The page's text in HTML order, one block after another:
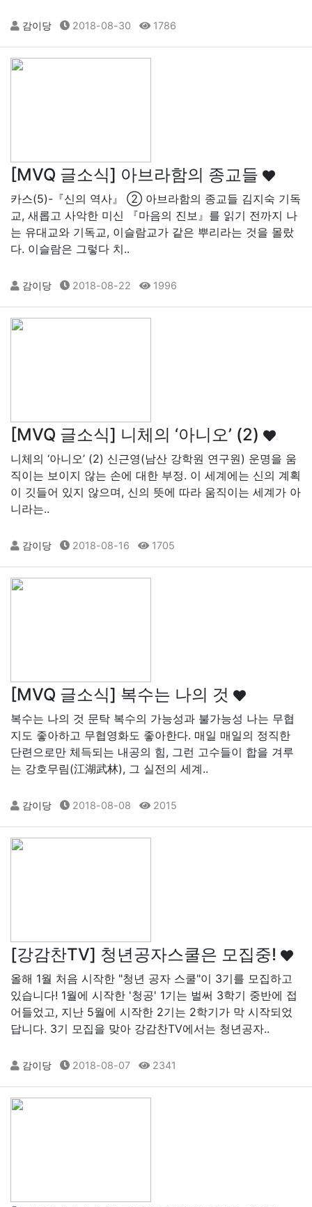
감이당 2018-08-30 1786
[MVQ 글소식] 아브라함의 종교들
카스(5)-『신의 역사』 ② 아브라함의 종교들 김지숙 기독
교, 새롭고 사악한 미신 『마음의 진보』를 읽기 전까지 나
는 유대교와 기독교, 이슬람교가 같은 뿌리라는 것을 몰랐
다. 이슬람은 그렇다 치..
감이당 2018-08-22 1996
[MVQ 글소식] 니체의 ‘아니오’ (2)
니체의 ‘아니오’ (2) 신근영(남산 강학원 연구원) 운명을 움
직이는 보이지 않는 손에 대한 부정. 이 세계에는 신의 계획
이 깃들어 있지 않으며, 신의 뜻에 따라 움직이는 세계가 아
니라는..
감이당 2018-08-16 1705
[MVQ 글소식] 복수는 나의 것
복수는 나의 것 문탁 복수의 가능성과 불가능성 나는 무협
지도 좋아하고 무협영화도 좋아한다. 매일 매일의 정직한
단련으로만 체득되는 내공의 힘, 그런 고수들이 합을 겨루
는 강호무림(江湖武林), 그 실전의 세계..
감이당 2018-08-08 2015
[강감찬TV] 청년공자스쿨은 모집중!
올해 1월 처음 시작한 "청년 공자 스쿨"이 3기를 모집하고
있습니다! 1월에 시작한 '청공' 1기는 벌써 3학기 중반에 접
어들었고, 지난 5월에 시작한 2기는 2학기가 막 시작되었
답니다. 3기 모집을 맞아 강감찬TV에서는 청년공자..
감이당 2018-08-07 2341